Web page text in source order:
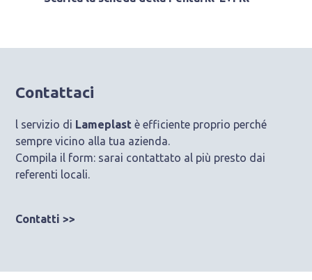
Contattaci
l servizio di Lameplast è efficiente proprio perché
sempre vicino alla tua azienda.
Compila il form: sarai contattato al più presto dai
referenti locali.
Contatti >>